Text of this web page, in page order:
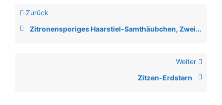
Zurück
Zitronensporiges Haarstiel-Samthäubchen, Zweisporiges Samthäubchen
Weiter
Zitzen-Erdstern